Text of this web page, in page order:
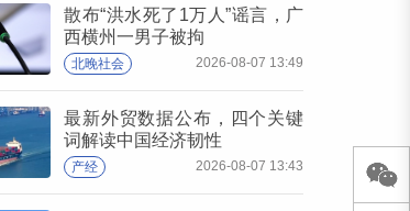
散布“洪水死了1万人”谣言，广
西横州一男子被拘
北晚社会 2026-08-07 13:49
最新外贸数据公布，四个关键
词解读中国经济韧性
产经 2026-08-07 13:43